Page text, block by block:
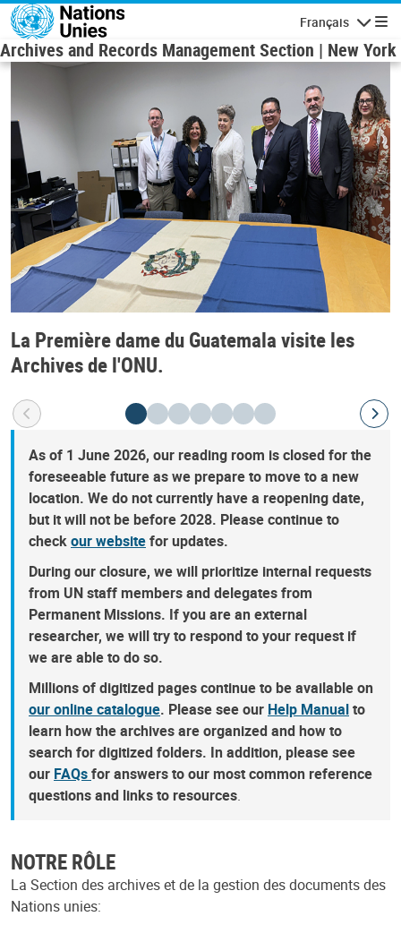
Aller au contenu principal
Français
Archives and Records Management Section | New York
La Première dame du Guatemala visite les
Archives de l'ONU.
As of 1 June 2026, our reading room is closed for the
foreseeable future as we prepare to move to a new
location. We do not currently have a reopening date,
but it will not be before 2028. Please continue to
checkour websitefor updates.
During our closure, we will prioritize internal requests
from UN staff members and delegates from
Permanent Missions. If you are an external
researcher, we will try to respond to your request if
we are able to do so.
Millions of digitized pages continue to be available on
our online catalogue. Please see our Help Manualto
learn how the archives are organized and how to
search for digitized folders. In addition, please see
our FAQsfor answers to our most common reference
questions and links to resources.
NOTRE RÔLE
La Section des archives et de la gestion des documents des
Nations unies: